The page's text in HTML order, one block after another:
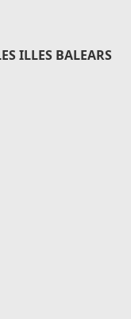
ILLES BALEARS